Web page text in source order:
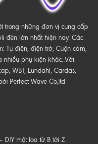
trong những đơn vị cung cấp
đèn lớn nhất hiện nay. Các
Tụ điện, điện trở, Cuộn cảm,
phụ kiện khác..Với
WBT, Lundahl, Cardas,
Perfect Wave Co,ltd
DIY một loa từ B tới Z